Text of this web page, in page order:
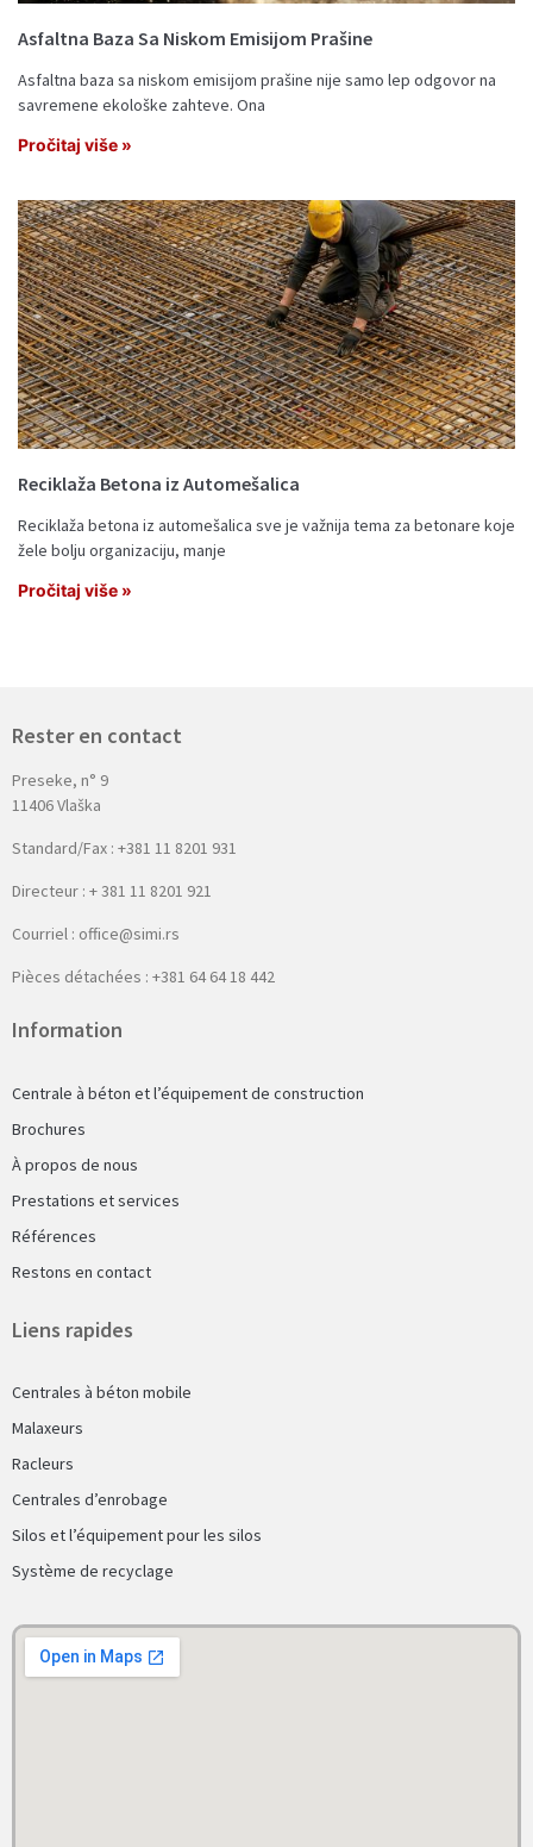
Asfaltna Baza Sa Niskom Emisijom Prašine
Asfaltna baza sa niskom emisijom prašine nije samo lep odgovor na
savremene ekološke zahteve. Ona
Pročitaj više »
Reciklaža Betona iz Automešalica
Reciklaža betona iz automešalica sve je važnija tema za betonare koje
žele bolju organizaciju, manje
Pročitaj više »
Rester en contact
Preseke, n° 9
11406 Vlaška
Standard/Fax : +381 11 8201 931
Directeur : + 381 11 8201 921
Courriel : office@simi.rs
Pièces détachées : +381 64 64 18 442
Information
Centrale à béton et l’équipement de construction
Brochures
À propos de nous
Prestations et services
Références
Restons en contact
Liens rapides
Centrales à béton mobile
Malaxeurs
Racleurs
Centrales d’enrobage
Silos et l’équipement pour les silos
Système de recyclage